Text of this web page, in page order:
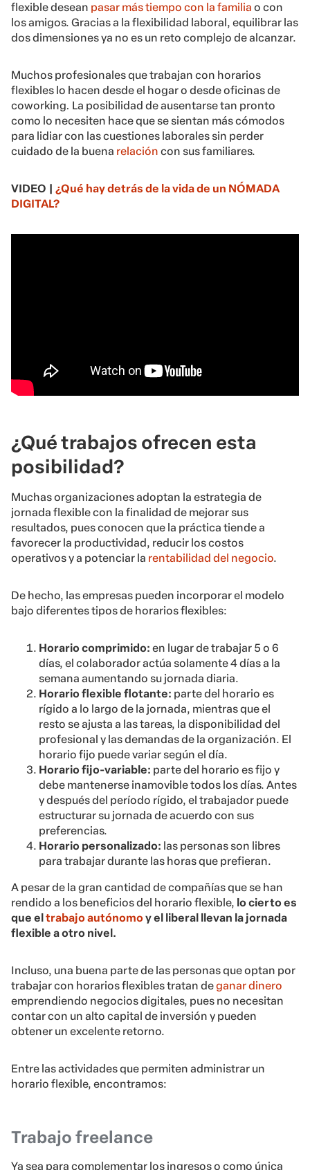
flexible desean pasar más tiempo con la familia o con
los amigos. Gracias a la flexibilidad laboral, equilibrar las
dos dimensiones ya no es un reto complejo de alcanzar.
Muchos profesionales que trabajan con horarios
flexibles lo hacen desde el hogar o desde oficinas de
coworking. La posibilidad de ausentarse tan pronto
como lo necesiten hace que se sientan más cómodos
para lidiar con las cuestiones laborales sin perder
cuidado de la buena relación con sus familiares.
VIDEO | ¿Qué hay detrás de la vida de un NÓMADA
DIGITAL?
¿Qué trabajos ofrecen esta
posibilidad?
Muchas organizaciones adoptan la estrategia de
jornada flexible con la finalidad de mejorar sus
resultados, pues conocen que la práctica tiende a
favorecer la productividad, reducir los costos
operativos y a potenciar la rentabilidad del negocio.
De hecho, las empresas pueden incorporar el modelo
bajo diferentes tipos de horarios flexibles:
Horario comprimido: en lugar de trabajar 5 o 6
días, el colaborador actúa solamente 4 días a la
semana aumentando su jornada diaria.
Horario flexible flotante: parte del horario es
rígido a lo largo de la jornada, mientras que el
resto se ajusta a las tareas, la disponibilidad del
profesional y las demandas de la organización. El
horario fijo puede variar según el día.
Horario fijo-variable: parte del horario es fijo y
debe mantenerse inamovible todos los días. Antes
y después del período rígido, el trabajador puede
estructurar su jornada de acuerdo con sus
preferencias.
Horario personalizado: las personas son libres
para trabajar durante las horas que prefieran.
A pesar de la gran cantidad de compañías que se han
rendido a los beneficios del horario flexible, lo cierto es
que el trabajo autónomoy el liberal llevan la jornada
flexible a otro nivel.
Incluso, una buena parte de las personas que optan por
trabajar con horarios flexibles tratan deganar dinero
emprendiendo negocios digitales, pues no necesitan
contar con un alto capital de inversión y pueden
obtener un excelente retorno.
Entre las actividades que permiten administrar un
horario flexible, encontramos:
Trabajo freelance
Ya sea para complementar los ingresos o como única